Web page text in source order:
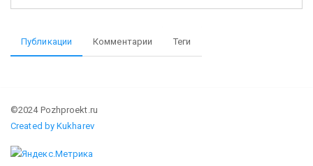
Публикации Комментарии Теги
©2024 Pozhproekt.ru
Created by Kukharev